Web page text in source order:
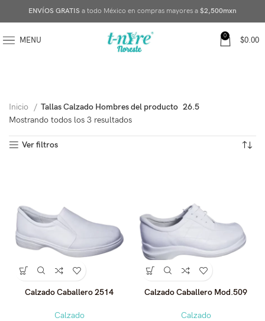
ENVÍOS GRATIS a todo México en compras mayores a $2,500mxn
MENU 0 $0.00
Inicio Tallas Calzado Hombres del producto 26.5
Mostrando todos los 3 resultados
Ver filtros
Calzado Caballero 2514
Calzado
Calzado Caballero Mod.509
Calzado